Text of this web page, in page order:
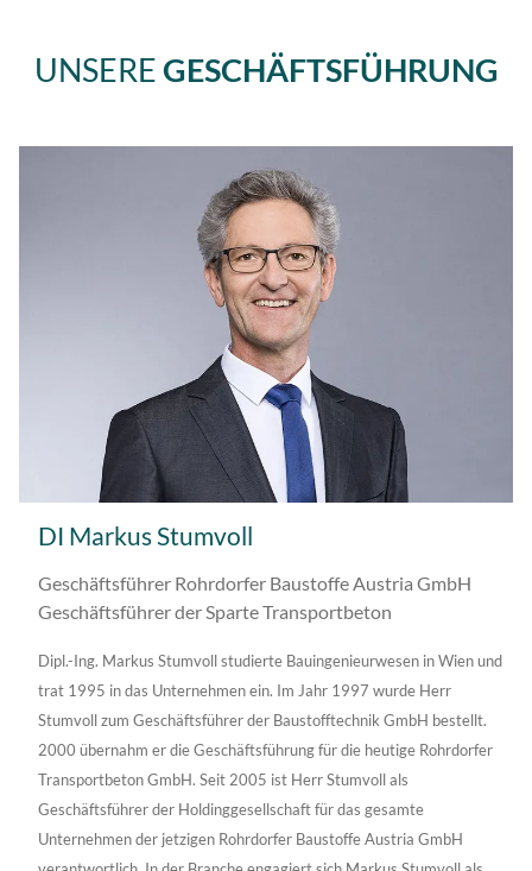
UNSEREGESCHÄFTSFÜHRUNG
DI Markus Stumvoll
Geschäftsführer Rohrdorfer Baustoffe Austria GmbH
Geschäftsführer der Sparte Transportbeton
Dipl.-Ing. Markus Stumvoll studierte Bauingenieurwesen in Wien und
trat 1995 in das Unternehmen ein. Im Jahr 1997 wurde Herr
Stumvoll zum Geschäftsführer der Baustofftechnik GmbH bestellt.
2000 übernahm er die Geschäftsführung für die heutige Rohrdorfer
Transportbeton GmbH. Seit 2005 ist Herr Stumvoll als
Geschäftsführer der Holdinggesellschaft für das gesamte
Unternehmen der jetzigen Rohrdorfer Baustoffe Austria GmbH